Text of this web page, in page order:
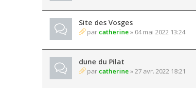
Site des Vosges
par catherine » 04 mai 2022 13:24
dune du Pilat
par catherine » 27 avr. 2022 18:21